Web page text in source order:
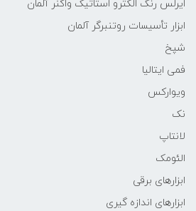
ایرلس رنگ الکترو استاتیک واگنر آلمان
ابزار تأسیسات روتنبرگر آلمان
شپخ
فمی ایتالیا
ویوارکس
نک
لانتاپ
الئومک
ابزارهای برقی
ابزارهای اندازه گیری